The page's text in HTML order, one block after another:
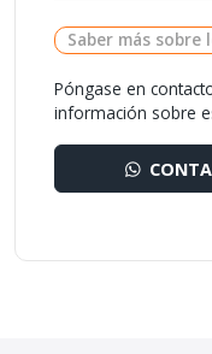
Saber más sobre
Póngase en
información sobre